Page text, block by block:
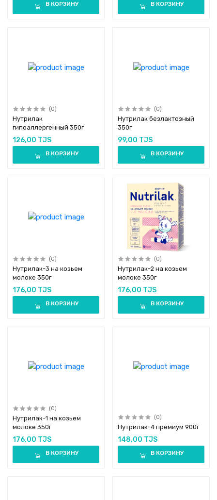
В КОРЗИНУ В КОРЗИНУ
(0)
Нутрилак
гипоаллергенный 350г
126,00 TJS
В КОРЗИНУ
(0)
Нутрилак безлактозный
350г
99,00 TJS
В КОРЗИНУ
(0)
Нутрилак-3 на козьем
молоке 350г
176,00 TJS
В КОРЗИНУ
(0)
Нутрилак-2 на козьем
молоке 350г
176,00 TJS
В КОРЗИНУ
(0)
Нутрилак-1 на козьем
молоке 350г
176,00 TJS
В КОРЗИНУ
(0)
Нутрилак-4 премиум 900г
148,00 TJS
В КОРЗИНУ